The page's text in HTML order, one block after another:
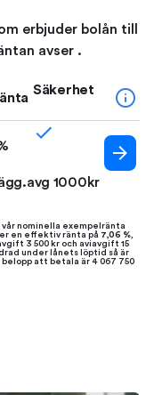
erbjuder bolån till
avser .
Säkerhet
1000kr
vår nominella exempelränta
en effektiv ränta på 7,06 %,
3 500 kr och aviavgift 15
under lånets löptid så är
att betala är 4 067 750